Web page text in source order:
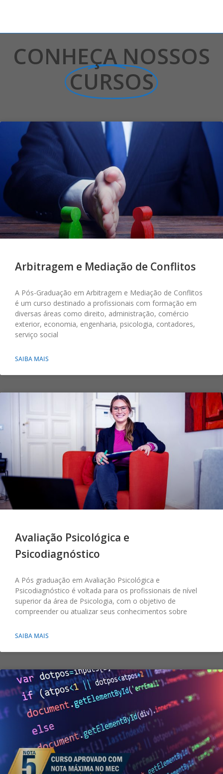
CONHEÇA NOSSOS
CURSOS
Arbitragem e Mediação de Conflitos
A Pós-Graduação em Arbitragem e Mediação de Conflitos
é um curso destinado a profissionais com formação em
diversas áreas como direito, administração, comércio
exterior, economia, engenharia, psicologia, contadores,
serviço social
SAIBA MAIS
Avaliação Psicológica e
Psicodiagnóstico
A Pós graduação em Avaliação Psicológica e
Psicodiagnóstico é voltada para os profissionais de nível
superior da área de Psicologia, com o objetivo de
compreender ou atualizar seus conhecimentos sobre
SAIBA MAIS